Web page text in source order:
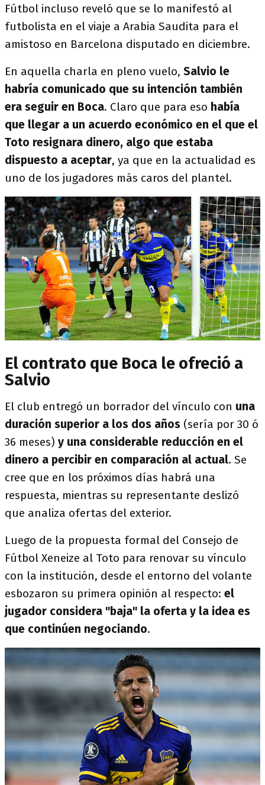
Fútbol incluso reveló que se lo manifestó al
futbolista en el viaje a Arabia Saudita para el
amistoso en Barcelona disputado en diciembre.
En aquella charla en pleno vuelo, Salvio le
habría comunicado que su intención también
era seguir en Boca. Claro que para eso había
que llegar a un acuerdo económico en el que el
Toto resignara dinero, algo que estaba
dispuesto a aceptar, ya que en la actualidad es
uno de los jugadores más caros del plantel.
El contrato que Boca le ofreció a
Salvio
El club entregó un borrador del vínculo con una
duración superior a los dos años (sería por 30 ó
36 meses) y una considerable reducción en el
dinero a percibir en comparación al actual. Se
cree que en los próximos días habrá una
respuesta, mientras su representante deslizó
que analiza ofertas del exterior.
Luego de la propuesta formal del Consejo de
Fútbol Xeneize al Toto para renovar su vínculo
con la institución, desde el entorno del volante
esbozaron su primera opinión al respecto: el
jugador considera "baja" la oferta y la idea es
que continúen negociando.